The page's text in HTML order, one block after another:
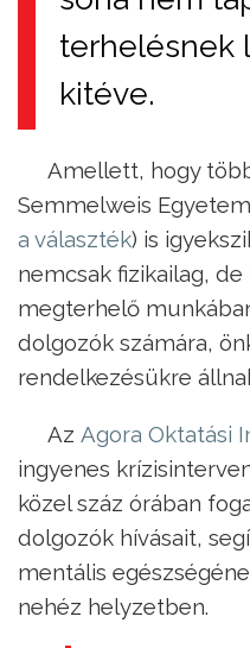
terhelésnek
kitéve.
Amellett, hogy
Semmelweis
a választék) is
nemcsak fizikailag,
megterhelő
dolgozók számára,
rendelkezésükre
Az Agora Oktatási
ingyenes
közel száz órában
dolgozók hívásait,
mentális
nehéz helyzetben.